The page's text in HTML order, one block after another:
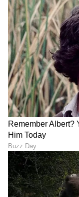
SN Santosh Naik
ನಾನು ಏಷ್ಯಾನೆಟ್
ಉಪಸಂಪಾದಕ.
ವರ್ಷಗಳಿಂದಲೂ
ಕಾಲೇಜಿನಲ್ಲಿ
ಮಾಧ್ಯಮ ಜಗತ್ತಿಗೆ
ಆದರೆ, ಡಿಜಿಟಲ್
ವಿಜಯವಾಣಿ, ಸ್ಟಾರ್‌
ಪ್ರವಾಸ ನೆಚ್ಚಿನ
ಶ್ರೇಯಸ್ ಅಯ್ಯರ್